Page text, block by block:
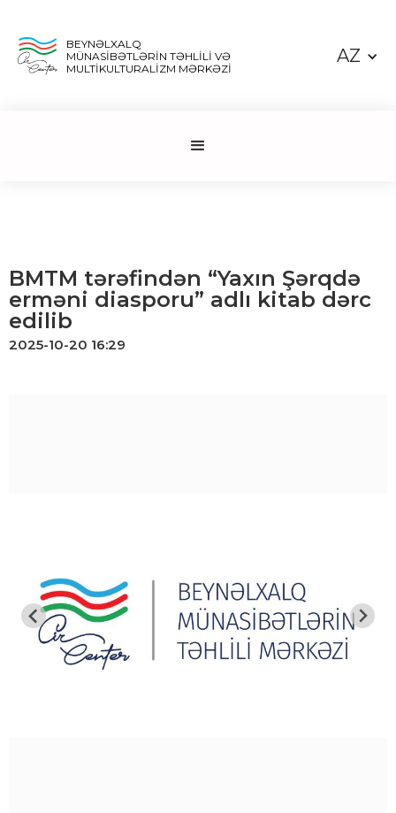
BEYNƏLXALQ
MÜNASİBƏTLƏRİN TƏHLİLİ VƏ
MULTİKULTURALİZM MƏRKƏZİ
AZ
BMTM tərəfindən “Yaxın Şərqdə
erməni diasporu” adlı kitab dərc
edilib
2025-10-20 16:29